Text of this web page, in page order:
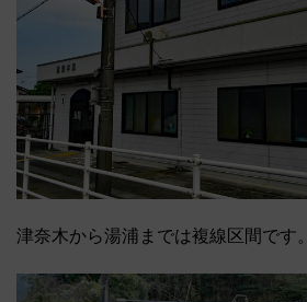
津奈木から湯浦までは複線区間です。